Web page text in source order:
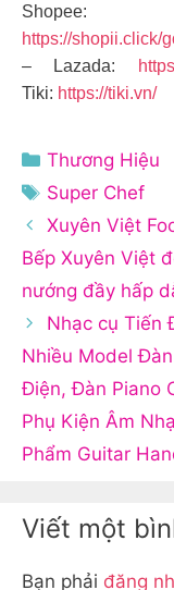
https://shopii.click/
– Lazada:
Tiki: https://tiki.vn/
Danh
mục
Thương Hiệu
Thẻ
Super Chef
Xuyên Việt
Bếp Xuyên Việt
nướng đầy hấp
Nhạc cụ Tiến
Nhiều Model
Điện, Đàn Piano
Phụ Kiện Âm
Phẩm Guitar
Viết một
Bạn phải đăng